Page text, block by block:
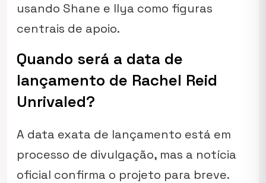
usando Shane e Ilya como figuras
centrais de apoio.
Quando será a data de
lançamento de Rachel Reid
Unrivaled?
A data exata de lançamento está em
processo de divulgação, mas a notícia
oficial confirma o projeto para breve.